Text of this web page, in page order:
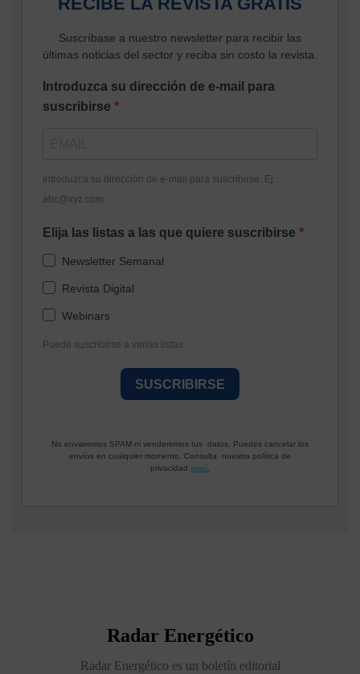
Suscríbase a nuestro newsletter para recibir las
últimas noticias del sector y reciba sin costo la revista.
Introduzca su dirección de e-mail para
suscribirse
Introduzca su dirección de e-mail para suscribirse. Ej.:
abc@xyz.com
Elija las listas a las que quiere suscribirse
Newsletter Semanal
Revista Digital
Webinars
Puede suscribirse a varias listas.
SUSCRIBIRSE
No enviaremos SPAM ni venderemos tus datos. Puedes cancelar los
envíos en cualquier momento. Consulta nuestra política de
privacidad aquí.